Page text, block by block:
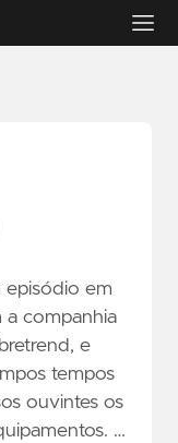
episódio em
companhia
e
tempos
ouvintes os
…